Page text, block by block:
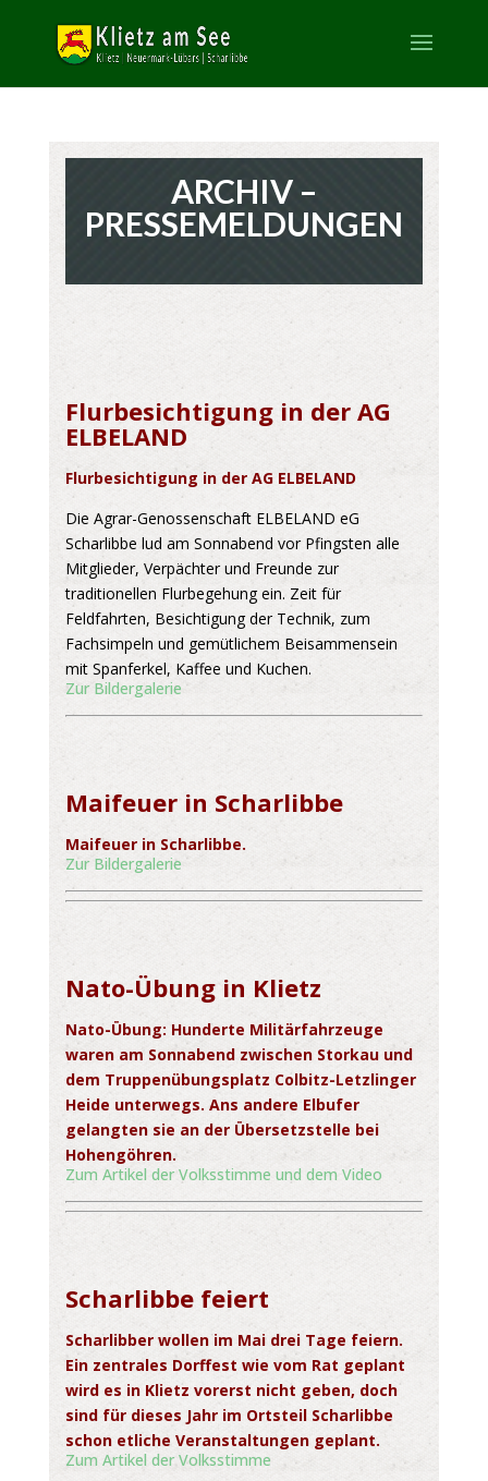
ARCHIV –
PRESSEMELDUNGEN
Flurbesichtigung in der AG
ELBELAND
Flurbesichtigung in der AG ELBELAND
Die Agrar-Genossenschaft ELBELAND eG
Scharlibbe lud am Sonnabend vor Pfingsten alle
Mitglieder, Verpächter und Freunde zur
traditionellen Flurbegehung ein. Zeit für
Feldfahrten, Besichtigung der Technik, zum
Fachsimpeln und gemütlichem Beisammensein
mit Spanferkel, Kaffee und Kuchen.
Zur Bildergalerie
Maifeuer in Scharlibbe
Maifeuer in Scharlibbe.
Zur Bildergalerie
Nato-Übung in Klietz
Nato-Übung: Hunderte Militärfahrzeuge
waren am Sonnabend zwischen Storkau und
dem Truppenübungsplatz Colbitz-Letzlinger
Heide unterwegs. Ans andere Elbufer
gelangten sie an der Übersetzstelle bei
Hohengöhren.
Zum Artikel der Volksstimme und dem Video
Scharlibbe feiert
Scharlibber wollen im Mai drei Tage feiern.
Ein zentrales Dorffest wie vom Rat geplant
wird es in Klietz vorerst nicht geben, doch
sind für dieses Jahr im Ortsteil Scharlibbe
schon etliche Veranstaltungen geplant.
Zum Artikel der Volksstimme